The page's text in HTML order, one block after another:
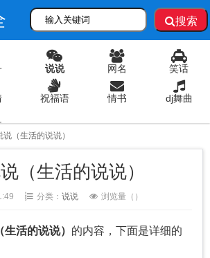
搜索
说说 网名 笑话
祝福语 情书 dj舞曲
说（生活的说说）
（生活的说说）
分类： 说说 浏览量（ ）
生活的说说） 的内容，下面是详细的